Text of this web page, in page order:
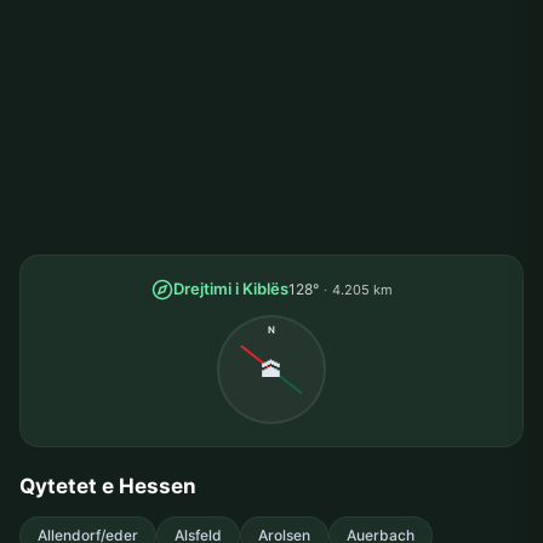
Drejtimi i Kiblës128° 4.205 km
N
🕋
Qytetet e Hessen
Allendorf/eder Alsfeld Arolsen Auerbach